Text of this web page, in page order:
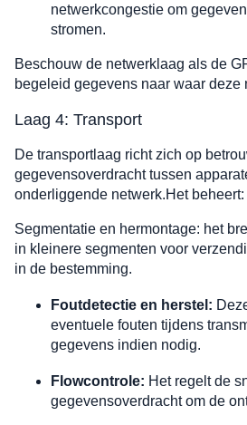
netwerkcongestie om
stromen.
Beschouw de netwerklaag als de
begeleid gegevens naar waar deze
Laag 4: Transport
De transportlaag richt zich op
gegevensoverdracht tussen
onderliggende netwerk.Het beheert:
Segmentatie en hermontage: het
in kleinere segmenten voor
in de bestemming.
Foutdetectie en herstel:
eventuele fouten tijdens
gegevens indien nodig.
Flowcontrole: Het regelt de
gegevensoverdracht om de